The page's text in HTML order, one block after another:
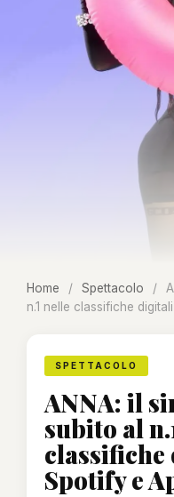
Home / Spettacolo /
n.1 nelle classifiche
SPETTACOLO
ANNA: il
subito al
Spotify e